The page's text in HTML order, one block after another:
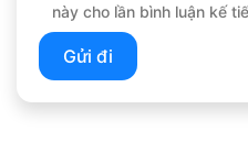
này cho lần bình luận kế